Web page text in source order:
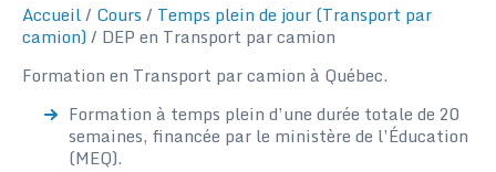
Accueil/ Cours / Temps plein de jour (Transport par
camion) / DEP en Transport par camion
Formation en Transport par camion à Québec.
Formation à temps plein d’une durée totale de 20
semaines, financée par le ministère de l’Éducation
(MEQ).